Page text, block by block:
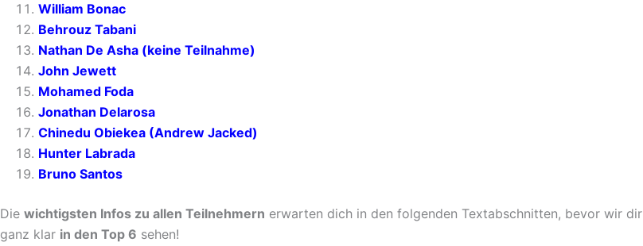
William Bonac
Behrouz Tabani
Nathan De Asha (keine Teilnahme)
John Jewett
Mohamed Foda
Jonathan Delarosa
Chinedu Obiekea (Andrew Jacked)
Hunter Labrada
Bruno Santos
Die wichtigsten Infos zu allen Teilnehmern erwarten dich in den folgenden Textabschnitten, bevor wir dir
ganz klar in den Top 6 sehen!